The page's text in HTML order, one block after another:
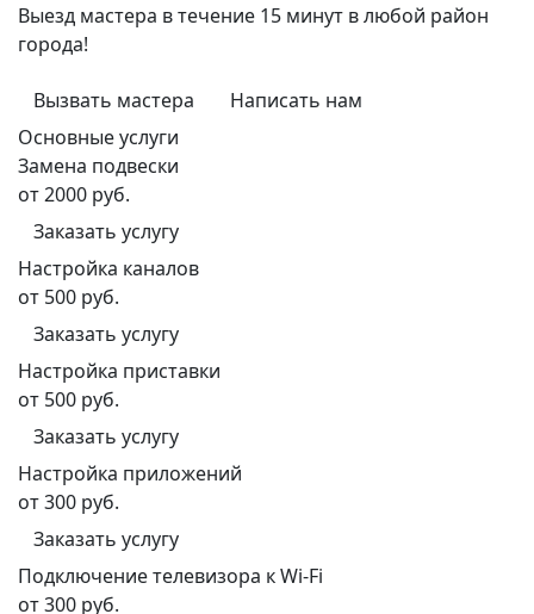
Выезд мастера в течение 15 минут в любой район
города!
Вызвать мастера
Написать нам
Основные услуги
Замена подвески
от 2000 руб.
Заказать услугу
Настройка каналов
от 500 руб.
Заказать услугу
Настройка приставки
от 500 руб.
Заказать услугу
Настройка приложений
от 300 руб.
Заказать услугу
Подключение телевизора к Wi-Fi
от 300 руб.